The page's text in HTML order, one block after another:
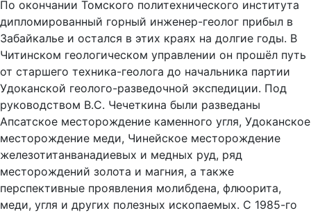
По окончании Томского политехнического института
дипломированный горный инженер-геолог прибыл в
Забайкалье и остался в этих краях на долгие годы. В
Читинском геологическом управлении он прошёл путь
от старшего техника-геолога до начальника партии
Удоканской геолого-разведочной экспедиции. Под
руководством В.С. Чечеткина были разведаны
Апсатское месторождение каменного угля, Удоканское
месторождение меди, Чинейское месторождение
железотитанванадиевых и медных руд, ряд
месторождений золота и магния, а также
перспективные проявления молибдена, флюорита,
меди, угля и других полезных ископаемых. С 1985-го